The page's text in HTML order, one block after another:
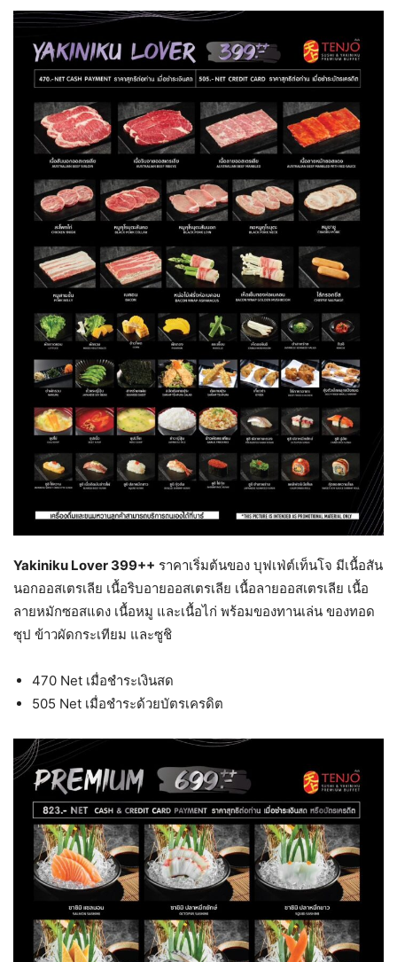
Yakiniku Lover 399++ ราคาเริ่มต้นของ บุฟเฟ่ต์เท็นโจ มีเนื้อสัน
นอกออสเตรเลีย เนื้อริบอายออสเตรเลีย เนื้อลายออสเตรเลีย เนื้อ
ลายหมักซอสแดง เนื้อหมู และเนื้อไก่ พร้อมของทานเล่น ของทอด
ซุป ข้าวผัดกระเทียม และซูชิ
470 Net เมื่อชำระเงินสด
505 Net เมื่อชำระด้วยบัตรเครดิต